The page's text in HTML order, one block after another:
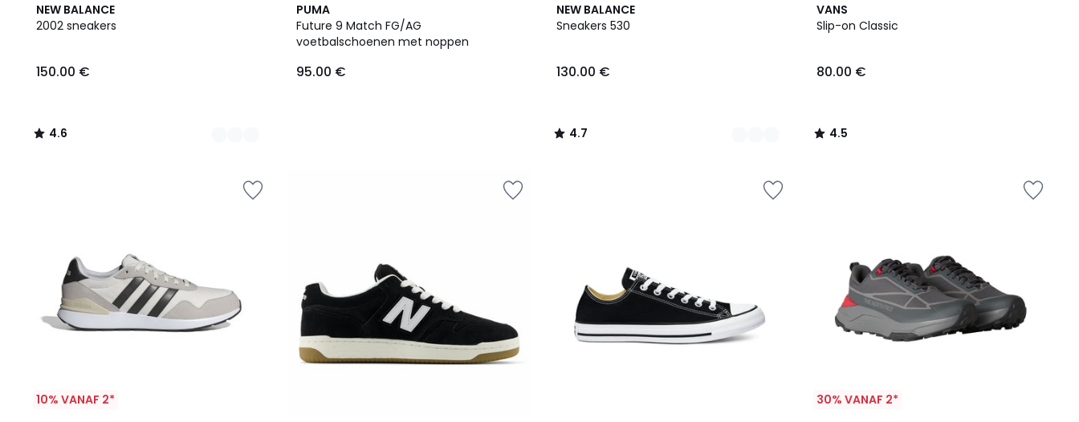
NEW BALANCE
2002 sneakers
150.00 €
4.6
/ 5
3
Kleuren
4.6
/
PUMA
Future 9 Match FG/AG
voetbalschoenen met noppen
95.00 €
NEW BALANCE
Sneakers 530
130.00 €
4.7
/ 5
3
Kleuren
4.7
/
VANS
Slip-on Classic
80.00 €
4.5
/ 5
4.5
/
10% VANAF 2* 30% VANAF 2*